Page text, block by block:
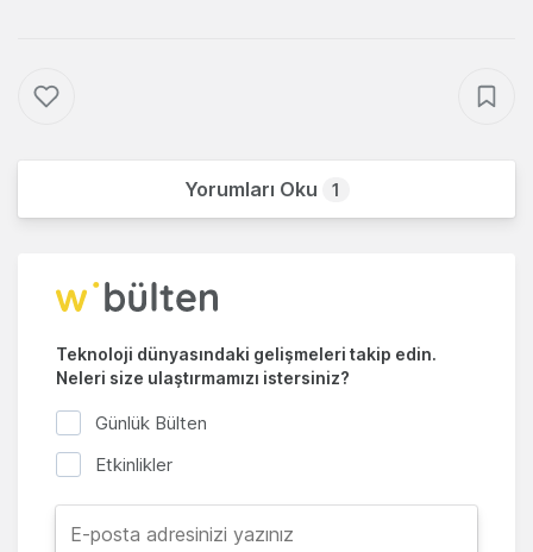
Yorumları Oku 1
Teknoloji dünyasındaki gelişmeleri takip edin.
Neleri size ulaştırmamızı istersiniz?
Günlük Bülten
Etkinlikler